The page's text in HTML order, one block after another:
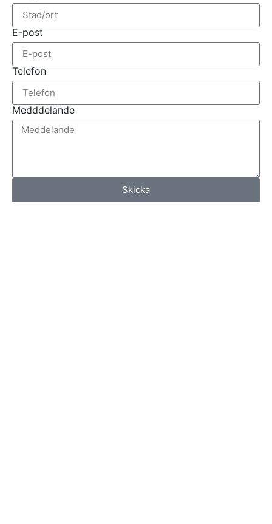
E-post
Telefon
Medddelande
Skicka